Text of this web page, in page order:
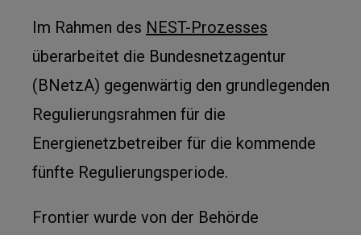
Im Rahmen des NEST-Prozesses
überarbeitet die Bundesnetzagentur
(BNetzA) gegenwärtig den grundlegenden
Regulierungsrahmen für die
Energienetzbetreiber für die kommende
fünfte Regulierungsperiode.
Frontier wurde von der Behörde